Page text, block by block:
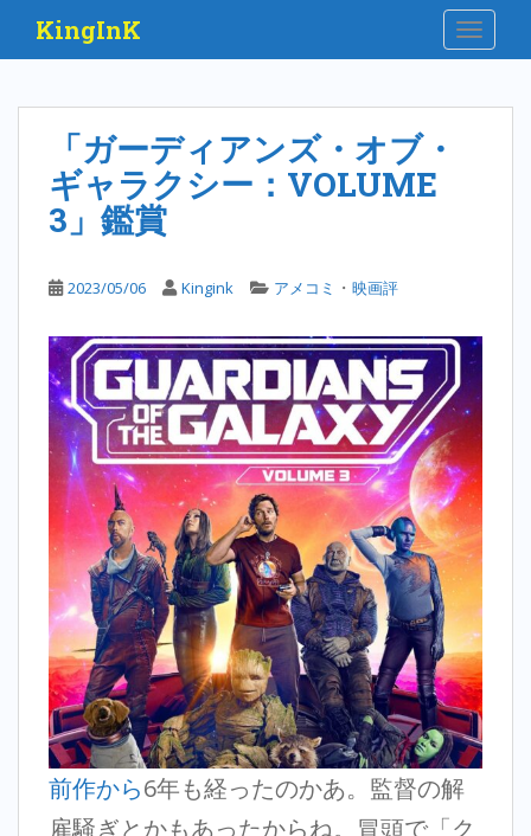
i
KingInK
「ガーディアンズ・オブ・
ギャラクシー：VOLUME
3」鑑賞
2023/05/06 Kingink アメコミ ・ 映画評
前作から6年も経ったのかあ。監督の解
雇騒ぎとかもあったからね。冒頭で「ク